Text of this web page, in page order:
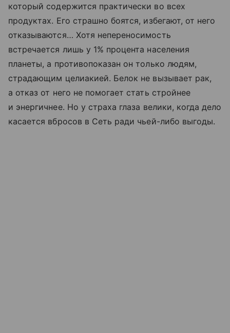
который содержится практически во всех
продуктах. Его страшно боятся, избегают, от него
отказываются… Хотя непереносимость
встречается лишь у 1% процента населения
планеты, а противопоказан он только людям,
страдающим целиакией. Белок не вызывает рак,
а отказ от него не помогает стать стройнее
и энергичнее. Но у страха глаза велики, когда дело
касается вбросов в Сеть ради чьей-либо выгоды.